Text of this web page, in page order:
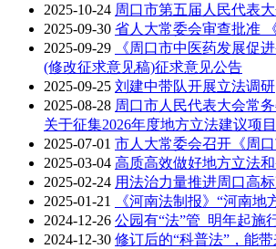
2025-10-24 周口市第五届人民代表
2025-09-30 省人大常委会审查批准
2025-09-29
《周口市中医药发展促
(修改征求意见稿)征求意见公告
2025-09-25 刘建中带队开展立法调研
2025-08-28 周口市人民代表大会常
关于征集2026年度地方立法建议项
2025-07-01 市人大常委会召开《周
2025-03-04 高质高效做好地方立法
2025-02-24 用法治力量推进周口高
2025-01-21
《河南法制报》“河南
2024-12-26 公园有“法”管 明年起施
2024-12-30 修订后的“科普法”，能